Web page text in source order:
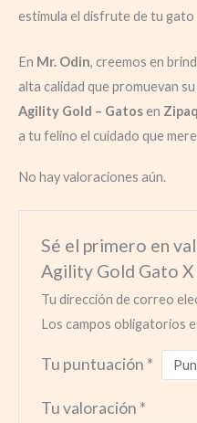
estimula el disfrute de tu gato
En Mr. Odin, creemos en
alta calidad que promuevan
Agility Gold – Gatosen
a tu felino el cuidado que
No hay valoraciones aún.
Sé el primero en
Agility Gold Gato X
Tu dirección de correo
Los campos obligatorios
Tu puntuación *
Tu valoración *